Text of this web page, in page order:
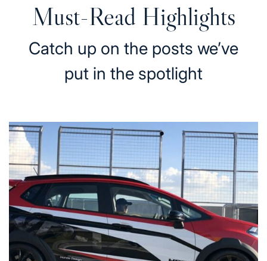
Must-Read Highlights
Catch up on the posts we’ve
put in the spotlight